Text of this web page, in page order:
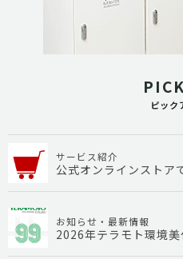
ピック
サービス紹介
公式オンラインストア
お知らせ・最新情報
2026年テラモト環境